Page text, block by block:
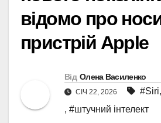
відомо про
пристрій Apple
Від Олена Василенко
СІЧ 22, 2026 #Siri,
, #штучний інтелект